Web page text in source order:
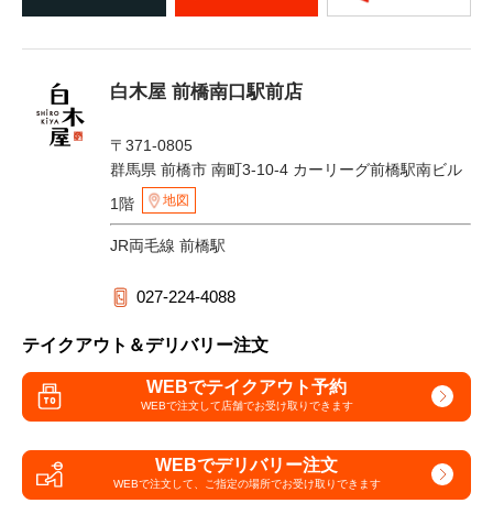
白木屋 前橋南口駅前店
〒371-0805
群馬県 前橋市 南町3-10-4 カーリーグ前橋駅南ビル
1階
地図
JR両毛線 前橋駅
027-224-4088
テイクアウト＆デリバリー注文
WEBでテイクアウト予約
WEBで注文して店舗でお受け取りできます
WEBでデリバリー注文
WEBで注文して、 ご指定の場所でお受け取りできます